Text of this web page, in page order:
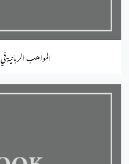
المواهب الربانية